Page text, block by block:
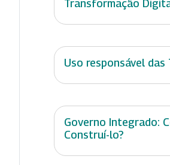
Transformação
Uso responsável das
Governo Integrado:
Construí-lo?